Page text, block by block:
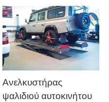
Ανελκυστήρας
ψαλιδιού αυτοκινήτου